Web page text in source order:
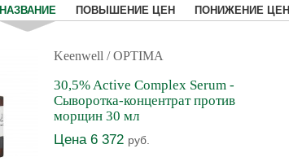
НАЗВАНИЕ ПОВЫШЕНИЕ ЦЕН ПОНИЖЕНИЕ ЦЕН
Keenwell / OPTIMA
30,5% Active Complex Serum -
Сыворотка-концентрат против
морщин 30 мл
Цена 6 372 руб.